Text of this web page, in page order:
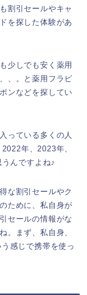
割引セールやキャ
を探した体験があ
少しでも安く薬用
、。と薬用フラビ
ンなどを探してい
っている多くの人
年、2023年、
んですよね♪
な割引セールやク
ために、私自身が
セールの情報がな
。まず、私自身、
感じで携帯を使っ